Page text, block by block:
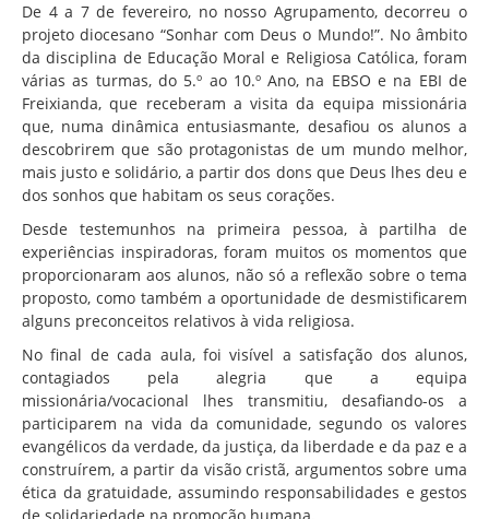
Exames
Associação de Estudantes
Erasmus+
Calendário Escolar
Manuais Escolares
Horários
Serviços
Secretarias
Bibliotecas
Reprografias/Papelarias
Bufetes/Bares
Refeitórios
SPO
Contactos
De 4 a 7 de fevereiro, no nosso Agrupamento, decorreu o
projeto diocesano “Sonhar com Deus o Mundo!”. No âmbito
da disciplina de Educação Moral e Religiosa Católica, foram
várias as turmas, do 5.º ao 10.º Ano, na EBSO e na EBI de
Freixianda, que receberam a visita da equipa missionária
que, numa dinâmica entusiasmante, desafiou os alunos a
descobrirem que são protagonistas de um mundo melhor,
mais justo e solidário, a partir dos dons que Deus lhes deu e
dos sonhos que habitam os seus corações.
Desde testemunhos na primeira pessoa, à partilha de
experiências inspiradoras, foram muitos os momentos que
proporcionaram aos alunos, não só a reflexão sobre o tema
proposto, como também a oportunidade de desmistificarem
alguns preconceitos relativos à vida religiosa.
No final de cada aula, foi visível a satisfação dos alunos,
contagiados pela alegria que a equipa
missionária/vocacional lhes transmitiu, desafiando-os a
participarem na vida da comunidade, segundo os valores
evangélicos da verdade, da justiça, da liberdade e da paz e a
construírem, a partir da visão cristã, argumentos sobre uma
ética da gratuidade, assumindo responsabilidades e gestos